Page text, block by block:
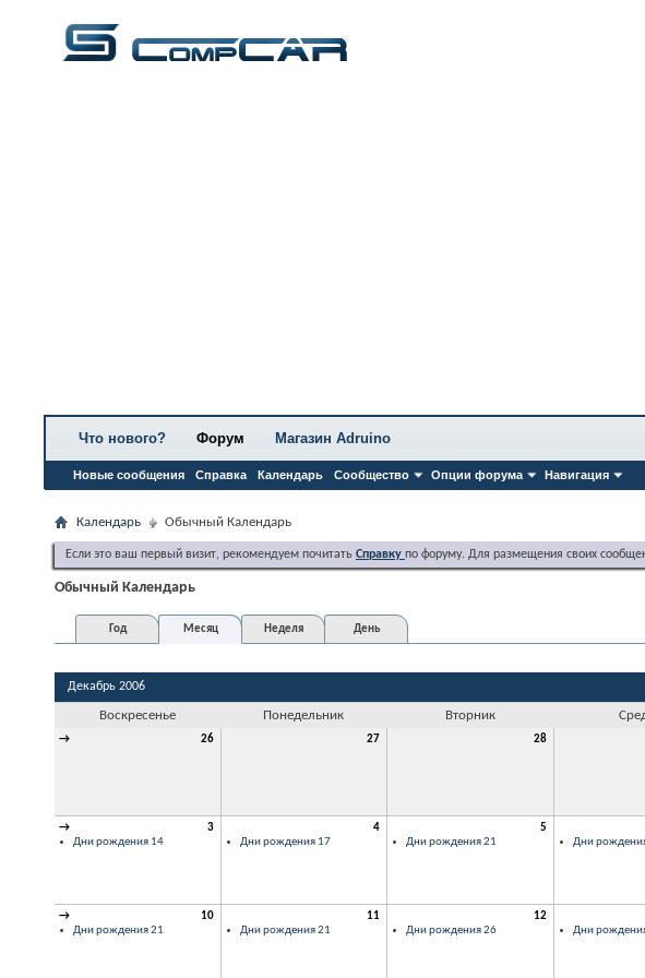
Что нового? Форум
Новые сообщения Справка Календарь Сообщество Опции форума Навигация
Магазин Adruino
Календарь Обычный Календарь
Если это ваш первый визит, рекомендуем почитать Справку по форуму. Для размещения своих
Обычный Календарь
Год
Месяц Неделя День
Декабрь 2006
Воскресенье Понедельник Вторник
→ 26 27 28
→
3
Дни рождения 14
4
Дни рождения 17
5
Дни рождения 21
Дни
→
10
Дни рождения 21
11
Дни рождения 21
12
Дни рождения 26
Дни